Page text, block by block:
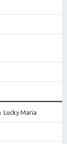
Lucky Maria